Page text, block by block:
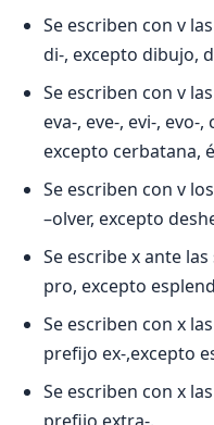
Se escriben con v
di-, excepto dibujo,
Se escriben con v
eva-, eve-, evi-, evo-
excepto cerbatana,
Se escriben con v
–olver, excepto
Se escribe x ante
pro, excepto
Se escriben con x
prefijo ex-,excepto
Se escriben con x